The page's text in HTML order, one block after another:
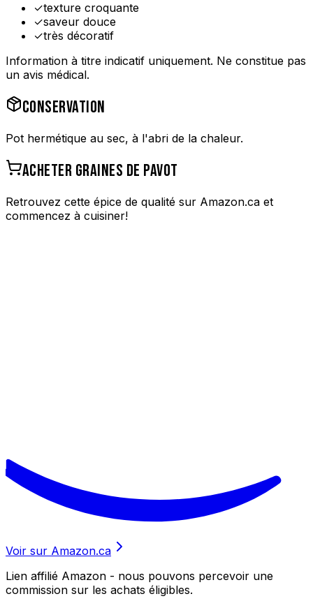
✓texture croquante
✓saveur douce
✓très décoratif
Information à titre indicatif uniquement. Ne constitue pas
un avis médical.
CONSERVATION
Pot hermétique au sec, à l'abri de la chaleur.
ACHETER GRAINES DE PAVOT
Retrouvez cette épice de qualité sur Amazon.ca et
commencez à cuisiner!
Voir sur Amazon.ca
Lien affilié Amazon - nous pouvons percevoir une
commission sur les achats éligibles.